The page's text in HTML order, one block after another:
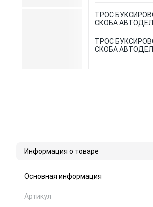
ТРОС
СКОБА
ТРОС
СКОБА
Информация о товаре
Основная информация
Артикул